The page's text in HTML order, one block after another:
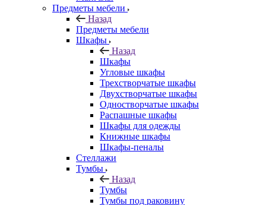
Предметы мебели
Назад
Предметы мебели
Шкафы
Назад
Шкафы
Угловые шкафы
Трехстворчатые шкафы
Двухстворчатые шкафы
Одностворчатые шкафы
Распашные шкафы
Шкафы для одежды
Книжные шкафы
Шкафы-пеналы
Стеллажи
Тумбы
Назад
Тумбы
Тумбы под раковину